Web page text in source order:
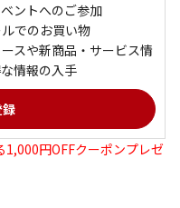
ントへのご参加
でのお買い物
スや新商品・サービス情
情報の入手
円OFFクーポンプレゼ